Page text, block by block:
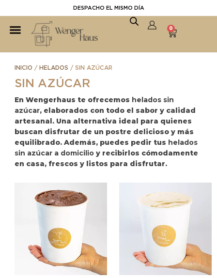
DESPACHO EL MISMO DÍA
0
INICIO / HELADOS / SIN AZÚCAR
SIN AZÚCAR
En Wengerhaus te ofrecemos helados sin
azúcar, elaborados con todo el sabor y calidad
artesanal. Una alternativa ideal para quienes
buscan disfrutar de un postre delicioso y más
equilibrado. Además, puedes pedir tus helados
sin azúcar a domicilio y recibirlos cómodamente
en casa, frescos y listos para disfrutar.